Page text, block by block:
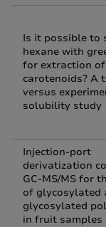
Is it possible to
hexane with
for extraction of
carotenoids? A
versus
solubility study
Injection-port
derivatization
GC-MS/MS for
of glycosylated
glycosylated
in fruit samples